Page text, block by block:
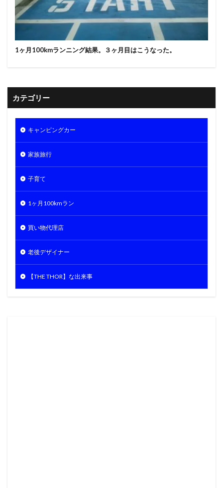
1ヶ月100kmランニング結果。３ヶ月目はこうなった。
カテゴリー
キャンピングカー
家族旅行
子育て
1ヶ月100kmラン
買い物代理店
老後デザイナー
【THE THOR】な出来事